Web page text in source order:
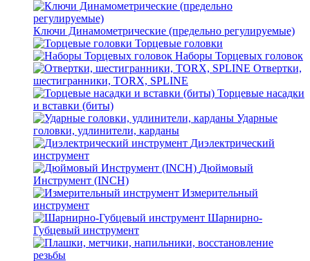
Ключи Динамометрические (предельно регулируемые)
Торцевые головки
Наборы Торцевых головок
Отвертки,
шестигранники, TORX, SPLINE
Торцевые насадки
и вставки (биты)
Ударные
головки, удлинители, карданы
Диэлектрический
инструмент
Дюймовый
Инструмент (INCH)
Измерительный
инструмент
Шарнирно-
Губцевый инструмент